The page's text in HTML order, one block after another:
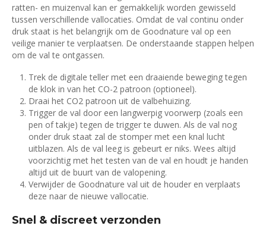
ratten- en muizenval kan er gemakkelijk worden gewisseld
tussen verschillende vallocaties. Omdat de val continu onder
druk staat is het belangrijk om de Goodnature val op een
veilige manier te verplaatsen. De onderstaande stappen helpen
om de val te ontgassen.
Trek de digitale teller met een draaiende beweging tegen
de klok in van het CO-2 patroon (optioneel).
Draai het CO2 patroon uit de valbehuizing.
Trigger de val door een langwerpig voorwerp (zoals een
pen of takje) tegen de trigger te duwen. Als de val nog
onder druk staat zal de stomper met een knal lucht
uitblazen. Als de val leeg is gebeurt er niks. Wees altijd
voorzichtig met het testen van de val en houdt je handen
altijd uit de buurt van de valopening.
Verwijder de Goodnature val uit de houder en verplaats
deze naar de nieuwe vallocatie.
Snel & discreet verzonden